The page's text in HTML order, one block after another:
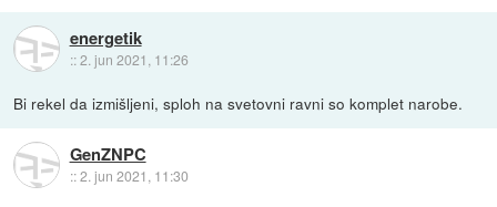
energetik
::2. jun 2021, 11:26
Bi rekel da izmišljeni, sploh na svetovni ravni so komplet narobe.
GenZNPC
::2. jun 2021, 11:30